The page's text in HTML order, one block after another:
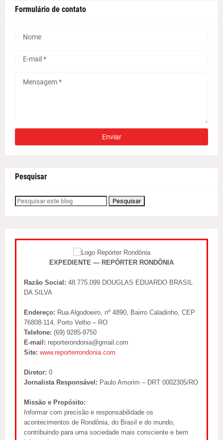
Formulário de contato
Pesquisar
EXPEDIENTE — REPÓRTER RONDÔNIA
Razão Social: 48.775.099 DOUGLAS EDUARDO BRASIL
DA SILVA
Endereço: Rua Algodoeiro, nº 4890, Bairro Caladinho, CEP
76808-114, Porto Velho – RO
Telefone: (69) 9285-9750
E-mail: reporterondonia@gmail.com
Site: www.reporterrondonia.com
Diretor: 0
Jornalista Responsável: Paulo Amorim – DRT 0002305/RO
Missão e Propósito:
Informar com precisão e responsabilidade os
acontecimentos de Rondônia, do Brasil e do mundo,
contribuindo para uma sociedade mais consciente e bem